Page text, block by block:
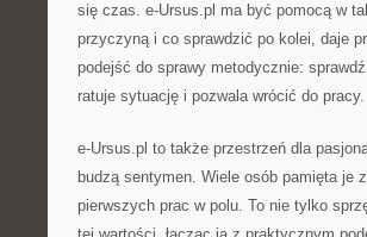
się czas. e-Ursus.pl ma być pomocą w
przyczyną i co sprawdzić po kolei, daje
podejść do sprawy metodycznie:
ratuje sytuację i pozwala wrócić do pracy.
e-Ursus.pl to także przestrzeń dla
budzą sentymen. Wiele osób pamięta je
pierwszych prac w polu. To nie tylko